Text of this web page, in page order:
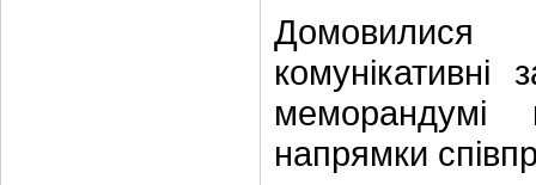
Домовилися
меморандумі
напрямки